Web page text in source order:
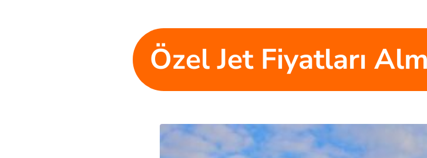
Özel Jet Fiyatları